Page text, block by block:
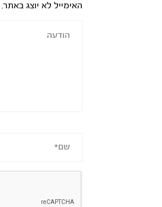
האימייל לא יוצג באתר.